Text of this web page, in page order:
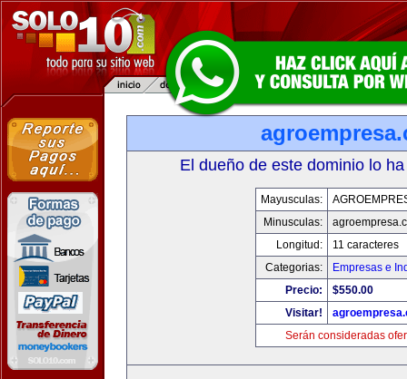
El dueño de este dominio lo
Mayusculas:
Minusculas:
Longitud:
11 caracteres
Categorias:
Empresas e
Precio:
$550.00
Visitar!
Serán consideradas